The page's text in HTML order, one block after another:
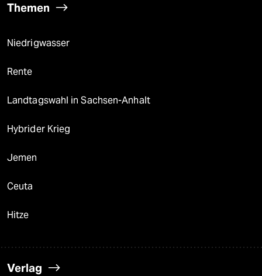
Themen
Niedrigwasser
Rente
Landtagswahl in Sachsen-Anhalt
Hybrider Krieg
Jemen
Ceuta
Hitze
Verlag